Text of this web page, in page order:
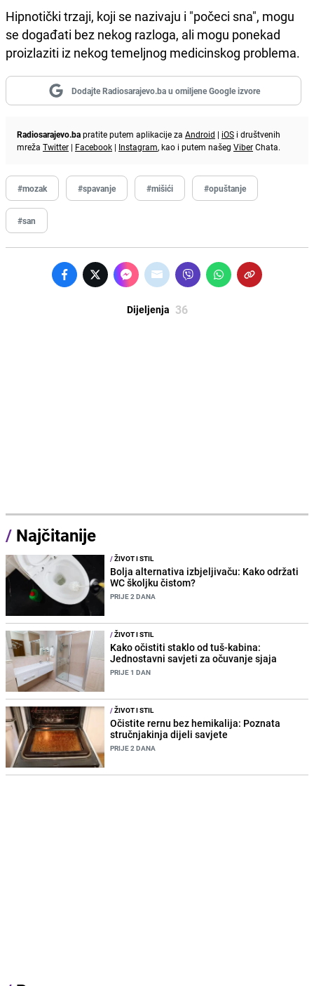
Hipnotički trzaji, koji se nazivaju i "počeci sna", mogu
se događati bez nekog razloga, ali mogu ponekad
proizlaziti iz nekog temeljnog medicinskog problema.
Dodajte Radiosarajevo.ba u omiljene Google izvore
Radiosarajevo.bapratite putem aplikacije za Android | iOS i društvenih
mreža Twitter | Facebook | Instagram, kao i putem našeg ViberChata.
#mozak #spavanje #mišići #opuštanje
#san
Dijeljenja 36
/ Najčitanije
/ŽIVOT I STIL
Bolja alternativa izbjeljivaču: Kako održati
WC školjku čistom?
PRIJE 2 DANA
/ŽIVOT I STIL
Kako očistiti staklo od tuš-kabina:
Jednostavni savjeti za očuvanje sjaja
PRIJE 1 DAN
/ŽIVOT I STIL
Očistite rernu bez hemikalija: Poznata
stručnjakinja dijeli savjete
PRIJE 2 DANA